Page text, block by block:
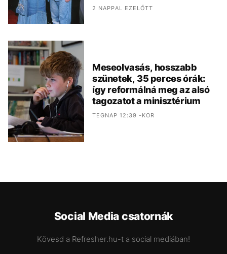
2 NAPPAL EZELŐTT
Meseolvasás, hosszabb
szünetek, 35 perces órák:
így reformálná meg az alsó
tagozatot a minisztérium
TEGNAP 12:39 -KOR
Social Media csatornák
Kövesd a Refresher.hu-t a social mediában!